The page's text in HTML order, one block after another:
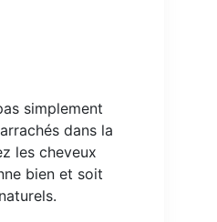
simplement
dans la
les cheveux
bien et soit